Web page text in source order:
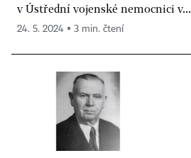
v Ústřední vojenské nemocnici v...
24. 5. 2024 ▪ 3 min. čtení